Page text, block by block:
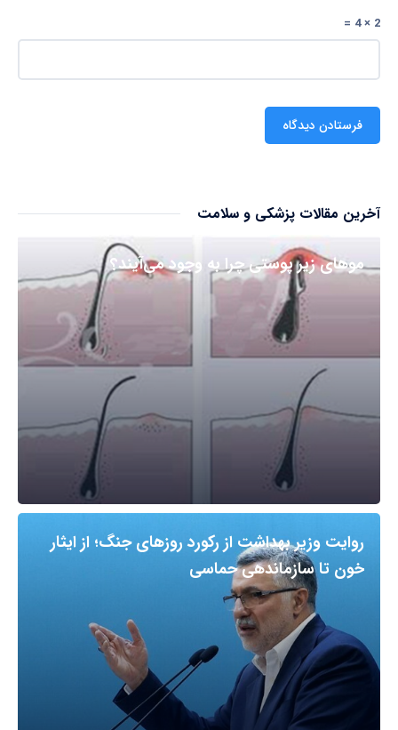
2 × 4 =
آخرین مقالات پزشکی و سلامت
مو‌های زیر پوستی چرا به وجود می‌آیند؟
روایت وزیر بهداشت از رکورد روزهای جنگ؛ از ایثار
خون تا سازماندهی حماسی